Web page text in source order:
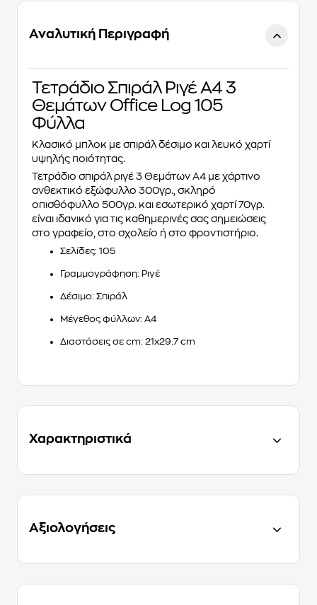
Αναλυτική Περιγραφή
Τετράδιο Σπιράλ Ριγέ Α4 3
Θεμάτων Office Log 105
Φύλλα
Κλασικό μπλοκ με σπιράλ δέσιμο και λευκό χαρτί
υψηλής ποιότητας.
Τετράδιο σπιράλ ριγέ 3 Θεμάτων A4 με χάρτινο
ανθεκτικό εξώφυλλο 300γρ., σκληρό
οπισθόφυλλο 500γρ. και εσωτερικό χαρτί 70γρ.
είναι ιδανικό για τις καθημερινές σας σημειώσεις
στο γραφείο, στο σχολείο ή στο φροντιστήριο.
Σελίδες: 105
Γραμμογράφηση: Ριγέ
Δέσιμο: Σπιράλ
Μέγεθος φύλλων: Α4
Διαστάσεις σε cm: 21x29.7 cm
Χαρακτηριστικά
Αξιολογήσεις